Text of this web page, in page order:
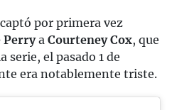
por primera vez
Perrya Courteney Cox, que
serie, el pasado 1 de
era notablemente triste.